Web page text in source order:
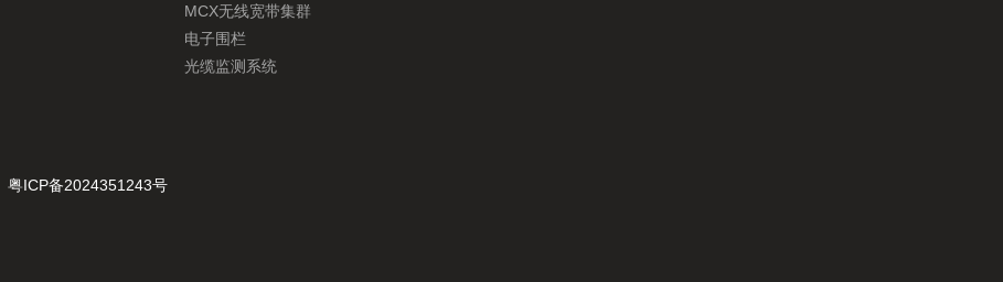
MCX无线宽带集群
电子围栏
光缆监测系统
粤ICP备2024351243号